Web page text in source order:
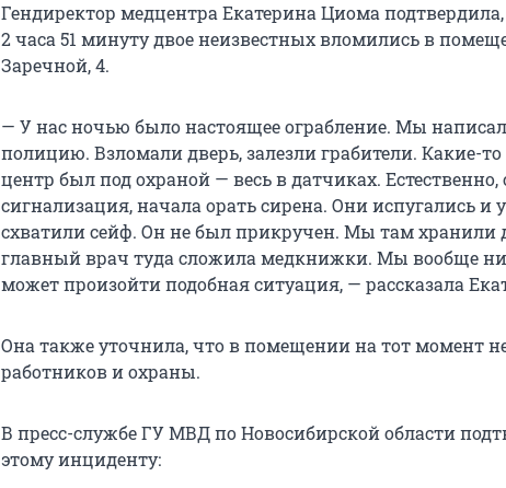
Гендиректор медцентра Екатерина Циома
2 часа 51 минуту двое неизвестных вломились в
Заречной, 4.
— У нас ночью было настоящее ограбление. Мы
полицию. Взломали дверь, залезли грабители. Какие-
центр был под охраной — весь в датчиках. Естественно,
сигнализация, начала орать сирена. Они испугались и
схватили сейф. Он не был прикручен. Мы там хранили
главный врач туда сложила медкнижки. Мы вообще
может произойти подобная ситуация, — рассказала
Она также уточнила, что в помещении на тот момент
работников и охраны.
В пресс-службе ГУ МВД по Новосибирской области
этому инциденту: